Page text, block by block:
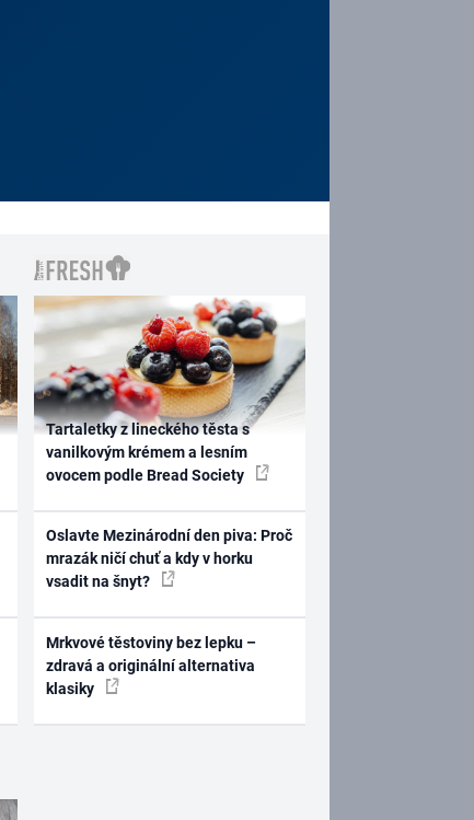
Tartaletky z lineckého těsta s
vanilkovým krémem a lesním
ovocem podle Bread Society
Oslavte Mezinárodní den piva: Proč
mrazák ničí chuť a kdy v horku
vsadit na šnyt?
Mrkvové těstoviny bez lepku –
zdravá a originální alternativa
klasiky